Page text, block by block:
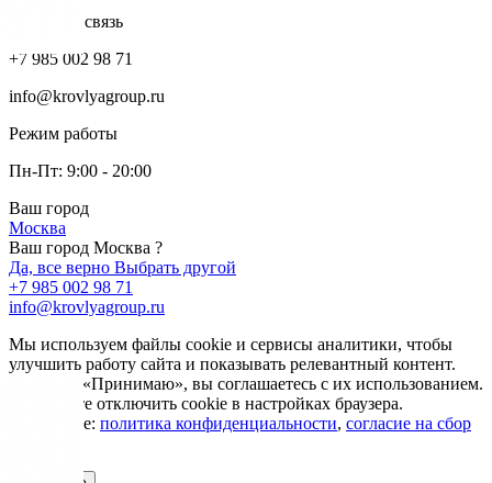
Обратная связь
+7 985 002 98 71
info@krovlyagroup.ru
Режим работы
Пн-Пт: 9:00 - 20:00
Ваш город
Москва
Ваш город Москва ?
Да, все верно Выбрать другой
+7 985 002 98 71
info@krovlyagroup.ru
Мы используем файлы cookie и сервисы аналитики, чтобы
улучшить работу сайта и показывать релевантный контент.
Нажимая «Принимаю», вы соглашаетесь с их использованием.
Вы можете отключить cookie в настройках браузера.
Подробнее: политика конфиденциальности, согласие на сбор